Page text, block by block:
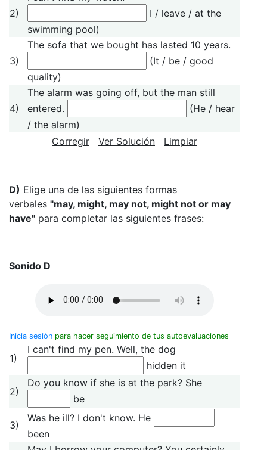
2)
I / leave / at the
swimming pool)
3)
The sofa that we bought has lasted 10 years.
(It / be / good
quality)
4)
The alarm was going off, but the man still
entered.
(He / hear
/ the alarm)
Corregir
Ver Solución Limpiar
D) Elige una de las siguientes formas
verbales "may, might, may not, might not or may
have" para completar las siguientes frases:
Sonido D
Inicia sesión para hacer seguimiento de tus autoevaluaciones
1)
I can't find my pen. Well, the dog
hidden it
2)
Do you know if she is at the park? She
be
3)
Was he ill? I don't know. He
been